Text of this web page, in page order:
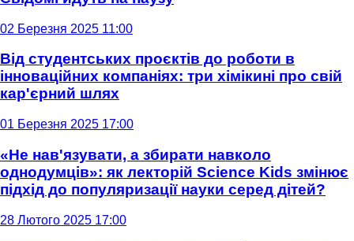
02 Березня 2025 11:00
Від студентських проєктів до роботи в
інноваційних компаніях: три хімікині про свій
кар'єрний шлях
01 Березня 2025 17:00
«Не нав'язувати, а збирати навколо
однодумців»: як лекторій Science Kids змінює
підхід до популяризації науки серед дітей?
28 Лютого 2025 17:00